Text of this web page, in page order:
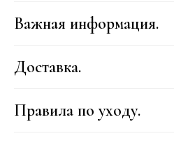
Важная информация.
Доставка.
Правила по уходу.